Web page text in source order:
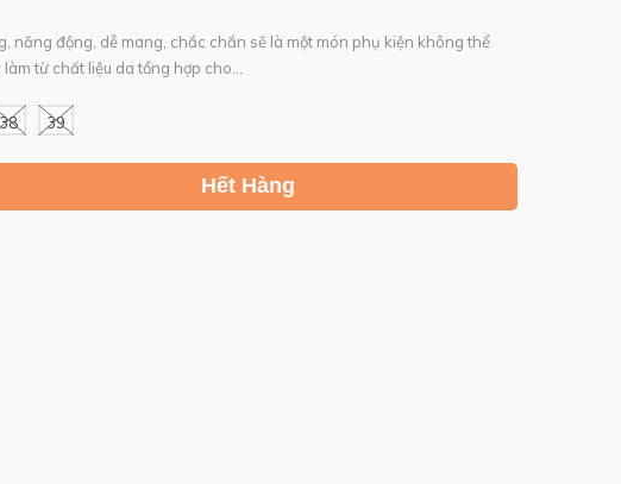
năng động, dễ mang, chắc chắn sẽ là một món phụ kiện không thể
từ chất liệu da tổng hợp cho...
38 39
Hết Hàng